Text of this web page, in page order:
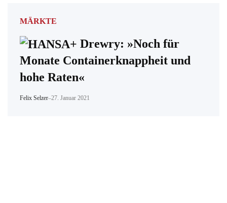
MÄRKTE
Drewry: »Noch für
Monate Containerknappheit und
hohe Raten«
Felix Selzer–27. Januar 2021